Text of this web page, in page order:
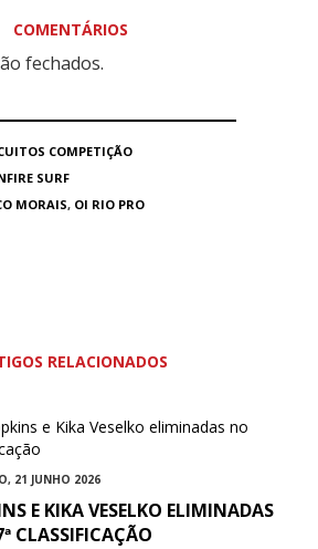
COMENTÁRIOS
fechados.
COMPETIÇÃO
SURF
MORAIS, OI RIO PRO
RELACIONADOS
21 JUNHO 2026
E KIKA VESELKO ELIMINADAS
CLASSIFICAÇÃO